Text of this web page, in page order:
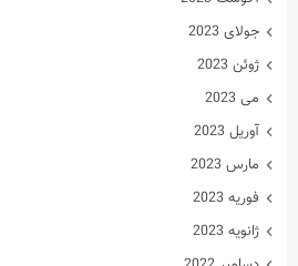
مارس 2023
فوریه 2023
ژانویه 2023
دسامبر 2022
نوامبر 2022
اکتبر 2022
سپتامبر 2022
آگوست 2022